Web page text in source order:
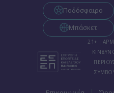
Ποδόσφαιρο
Μπάσκετ
21+ |